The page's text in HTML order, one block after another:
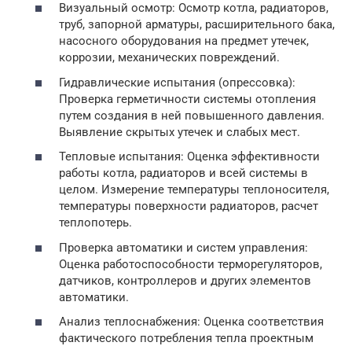
Визуальный осмотр: Осмотр котла, радиаторов,
труб, запорной арматуры, расширительного бака,
насосного оборудования на предмет утечек,
коррозии, механических повреждений.
Гидравлические испытания (опрессовка):
Проверка герметичности системы отопления
путем создания в ней повышенного давления.
Выявление скрытых утечек и слабых мест.
Тепловые испытания: Оценка эффективности
работы котла, радиаторов и всей системы в
целом. Измерение температуры теплоносителя,
температуры поверхности радиаторов, расчет
теплопотерь.
Проверка автоматики и систем управления:
Оценка работоспособности терморегуляторов,
датчиков, контроллеров и других элементов
автоматики.
Анализ теплоснабжения: Оценка соответствия
фактического потребления тепла проектным